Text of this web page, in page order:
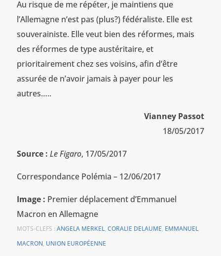
Au risque de me répéter, je maintiens que
l’Allemagne n’est pas (plus?) fédéraliste. Elle est
souverainiste. Elle veut bien des réformes, mais
des réformes de type austéritaire, et
prioritairement chez ses voisins, afin d’être
assurée de n’avoir jamais à payer pour les
autres…..
Vianney Passot
18/05/2017
Source : Le Figaro, 17/05/2017
Correspondance Polémia – 12/06/2017
Image : Premier déplacement d’Emmanuel
Macron en Allemagne
MOTS-CLEFS : ANGELA MERKEL, CORALIE DELAUME, EMMANUEL
MACRON, UNION EUROPÉENNE